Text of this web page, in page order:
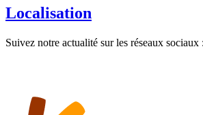
Localisation
Suivez notre actualité sur les réseaux sociaux :